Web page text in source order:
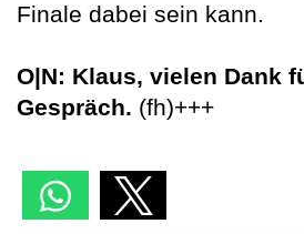
Finale dabei sein kann.
O|N: Klaus, vielen Dank
Gespräch. (fh)+++